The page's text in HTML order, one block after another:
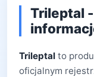
Trileptal
Trileptal to
oficjalnym